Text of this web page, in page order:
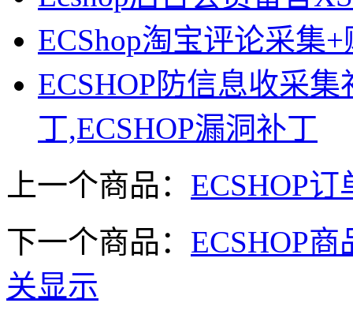
ECShop淘宝评论采集
ECSHOP防信息收采
丁,ECSHOP漏洞补丁
上一个商品： ECSHOP
下一个商品： ECSHOP
关显示